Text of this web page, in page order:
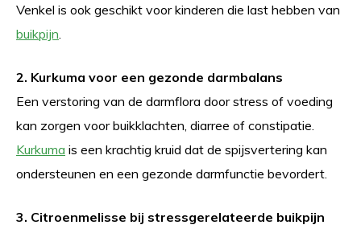
Venkel is ook geschikt voor kinderen die last hebben van
buikpijn
2. Kurkuma voor een gezonde darmbalans
Een verstoring van de darmflora door stress of voeding
kan zorgen voor buikklachten, diarree of constipatie.
Kurkuma is een krachtig kruid dat de spijsvertering kan
ondersteunen en een gezonde darmfunctie bevordert.
3. Citroenmelisse bij stressgerelateerde buikpijn